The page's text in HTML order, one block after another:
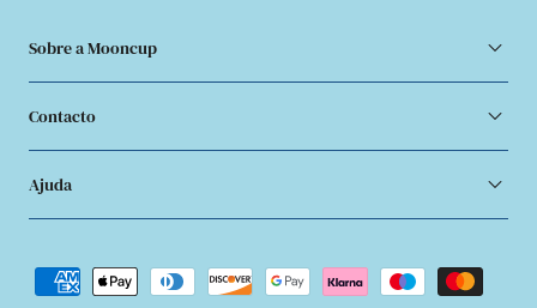
Sobre a Mooncup
Contacto
Ajuda
Métodos
de